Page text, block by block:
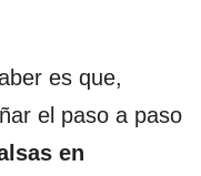
es que,
el paso a paso
en